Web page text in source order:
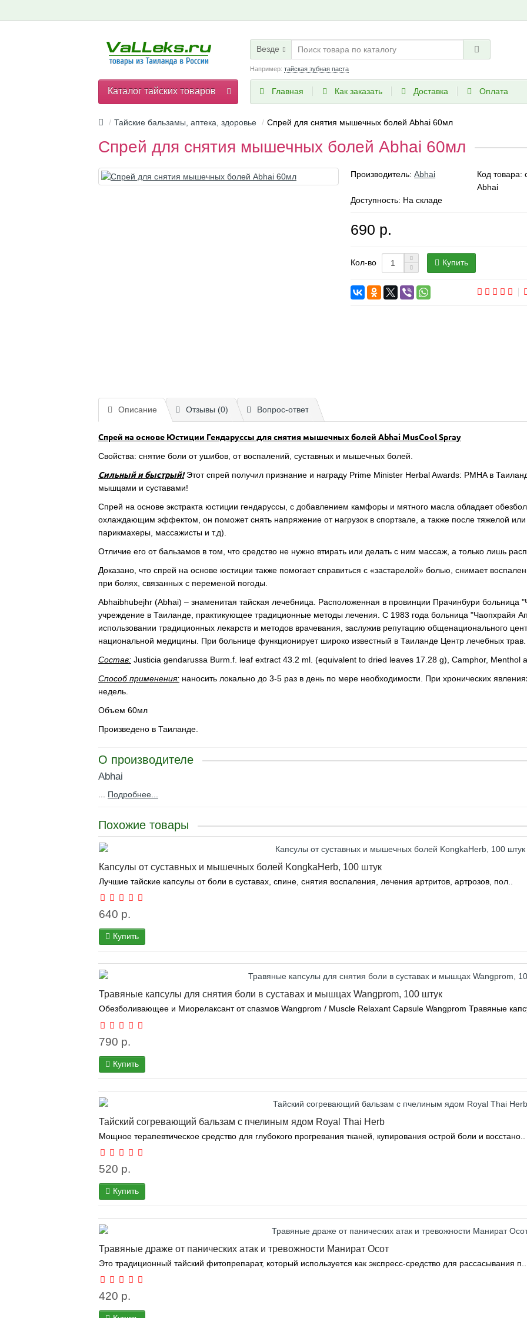
Везде
Например: тайская зубная паста
Главная Как заказать Доставка Оплата
Каталог тайских товаров
Тайские бальзамы, аптека, здоровье Спрей для снятия мышечных болей Abhai 60мл
Спрей для снятия мышечных болей Abhai 60мл
Производитель:Abhai Код товара:
Abhai
Доступность: На складе
690 р.
Кол-во Купить
Описание Отзывы (0) Вопрос-ответ
Спрей на основе Юстиции Гендаруссы для снятия мышечных болей Abhai MusCool Spray
Свойства: снятие боли от ушибов, от воспалений, суставных и мышечных болей.
Сильный и быстрый!Этот спрей получил признание и награду Prime Minister Herbal Awards: PMHA в
мышцами и суставами!
Спрей на основе экстракта юстиции гендаруссы, с добавлением камфоры и мятного масла обладает
охлаждающим эффектом, он поможет снять напряжение от нагрузок в спортзале, а также после тяжелой
парикмахеры, массажисты и т.д).
Отличие его от бальзамов в том, что средство не нужно втирать или делать с ним массаж, а только лишь
Доказано, что спрей на основе юстиции также помогает справиться с «застарелой» болью, снимает
при болях, связанных с переменой погоды.
Abhaibhubejhr (Abhai) – знаменитая тайская лечебница. Расположенная в провинции Прачинбури больница
учреждение в Таиланде, практикующее традиционные методы лечения. С 1983 года больница "Чаопхрайя
использовании традиционных лекарств и методов врачевания, заслужив репутацию общенационального
национальной медицины. При больнице функционирует широко известный в Таиланде Центр лечебных трав.
Состав: Justicia gendarussa Burm.f. leaf extract 43.2 ml. (equivalent to dried leaves 17.28 g), Camphor, Menthol
Способ применения: наносить локально до 3-5 раз в день по мере необходимости. При хронических
недель.
Объем 60мл
Произведено в Таиланде.
О производителе
Abhai
Подробнее...
Похожие товары
Капсулы от суставных и мышечных болей KongkaHerb, 100 штук
Лучшие тайские капсулы от боли в суставах, спине, снятия воспаления, лечения артритов, артрозов, пол..
640 р.
Купить
Травяные капсулы для снятия боли в суставах и мышцах Wangprom, 100 штук
Обезболивающее и Миорелаксант от спазмов Wangprom / Muscle Relaxant Capsule Wangprom Травяные
790 р.
Купить
Тайский согревающий бальзам с пчелиным ядом Royal Thai Herb
Мощное терапевтическое средство для глубокого прогревания тканей, купирования острой боли и восстано..
520 р.
Купить
Травяные драже от панических атак и тревожности Манират Осот
Это традиционный тайский фитопрепарат, который используется как экспресс-средство для рассасывания п..
420 р.